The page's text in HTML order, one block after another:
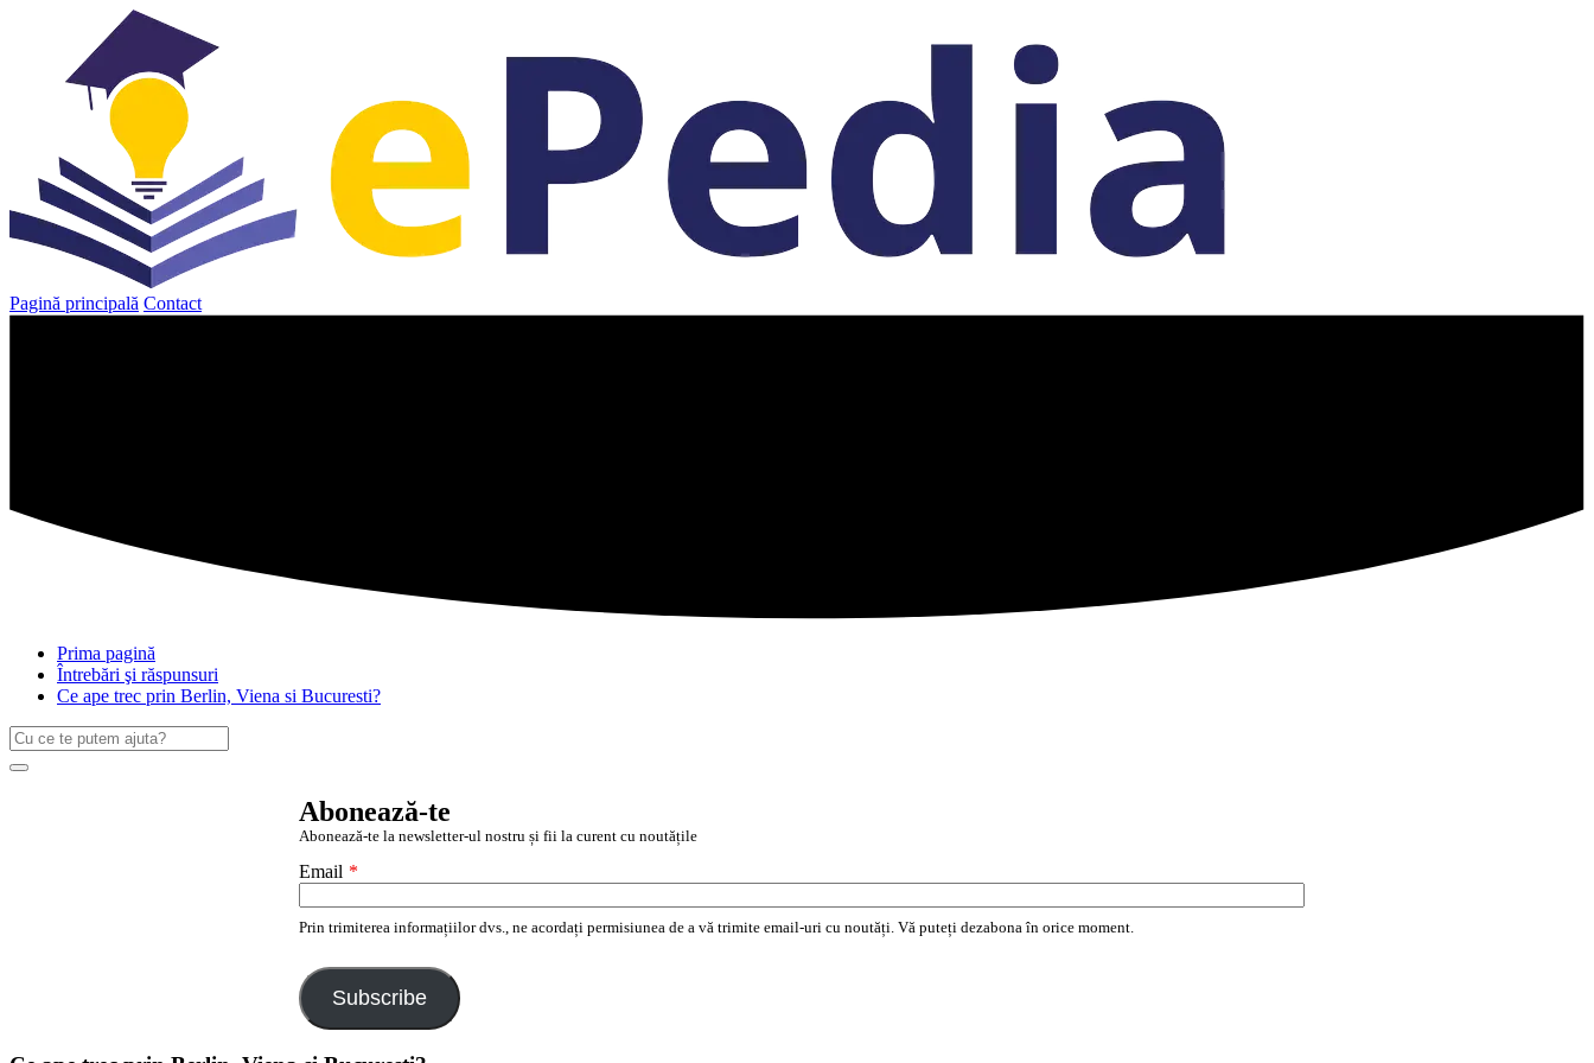
Pagină principală Contact
Prima pagină
Întrebări şi răspunsuri
Ce ape trec prin Berlin, Viena si Bucuresti?
Caută
după:
Search
Abonează-te
Abonează-te la newsletter-ul nostru și fii la curent cu noutățile
Email *
Prin trimiterea informațiilor dvs., ne acordați permisiunea de a vă trimite email-uri cu noutăți. Vă puteți dezabona în orice moment.
Subscribe